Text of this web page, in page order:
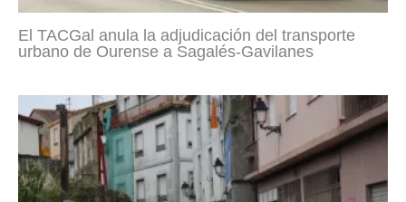
El TACGal anula la adjudicación del transporte
urbano de Ourense a Sagalés-Gavilanes